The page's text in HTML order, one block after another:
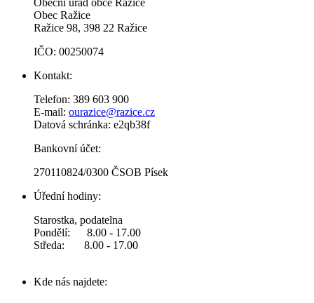
Obecní úřad obce Ražice
Obec Ražice
Ražice 98, 398 22 Ražice
IČO: 00250074
Kontakt:
Telefon: 389 603 900
E-mail: ourazice@razice.cz
Datová schránka: e2qb38f
Bankovní účet:
270110824/0300 ČSOB Písek
Úřední hodiny:
Starostka, podatelna
Pondělí: 8.00 - 17.00
Středa: 8.00 - 17.00
Kde nás najdete: